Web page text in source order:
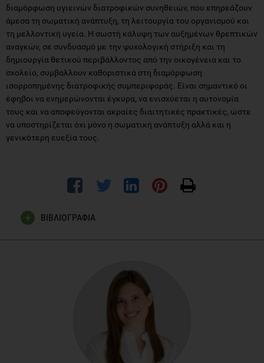
διαμόρφωση υγιεινών διατροφικών συνηθειών, που επηρεάζουν
άμεσα τη σωματική ανάπτυξη, τη λειτουργία του οργανισμού και
τη μελλοντική υγεία. Η σωστή κάλυψη των αυξημένων θρεπτικών
αναγκών, σε συνδυασμό με την ψυχολογική στήριξη και τη
δημιουργία θετικού περιβάλλοντος από την οικογένεια και το
σχολείο, συμβάλλουν καθοριστικά στη διαμόρφωση
ισορροπημένης διατροφικής συμπεριφοράς. Είναι σημαντικό οι
έφηβοι να ενημερώνονται έγκυρα, να ενισχύεται η αυτονομία
τους και να αποφεύγονται ακραίες διαιτητικές πρακτικές, ώστε
να υποστηρίζεται όχι μόνο η σωματική ανάπτυξη αλλά και η
γενικότερη ευεξία τους.
ΒΙΒΛΙΟΓΡΑΦΙΑ